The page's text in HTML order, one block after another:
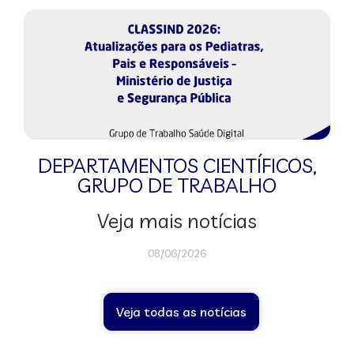
DEPARTAMENTOS CIENTÍFICOS,
GRUPO DE TRABALHO
Veja mais notícias
08/06/2026
Veja todas as notícias